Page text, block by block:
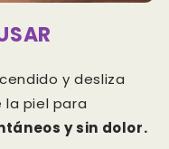
y desliza
la piel para
y sin dolor.